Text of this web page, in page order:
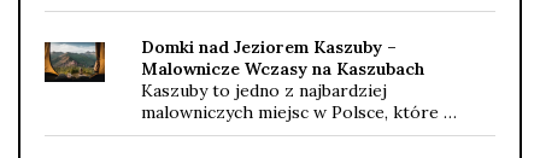
Domki nad Jeziorem Kaszuby –
Malownicze Wczasy na Kaszubach
Kaszuby to jedno z najbardziej
malowniczych miejsc w Polsce, które …